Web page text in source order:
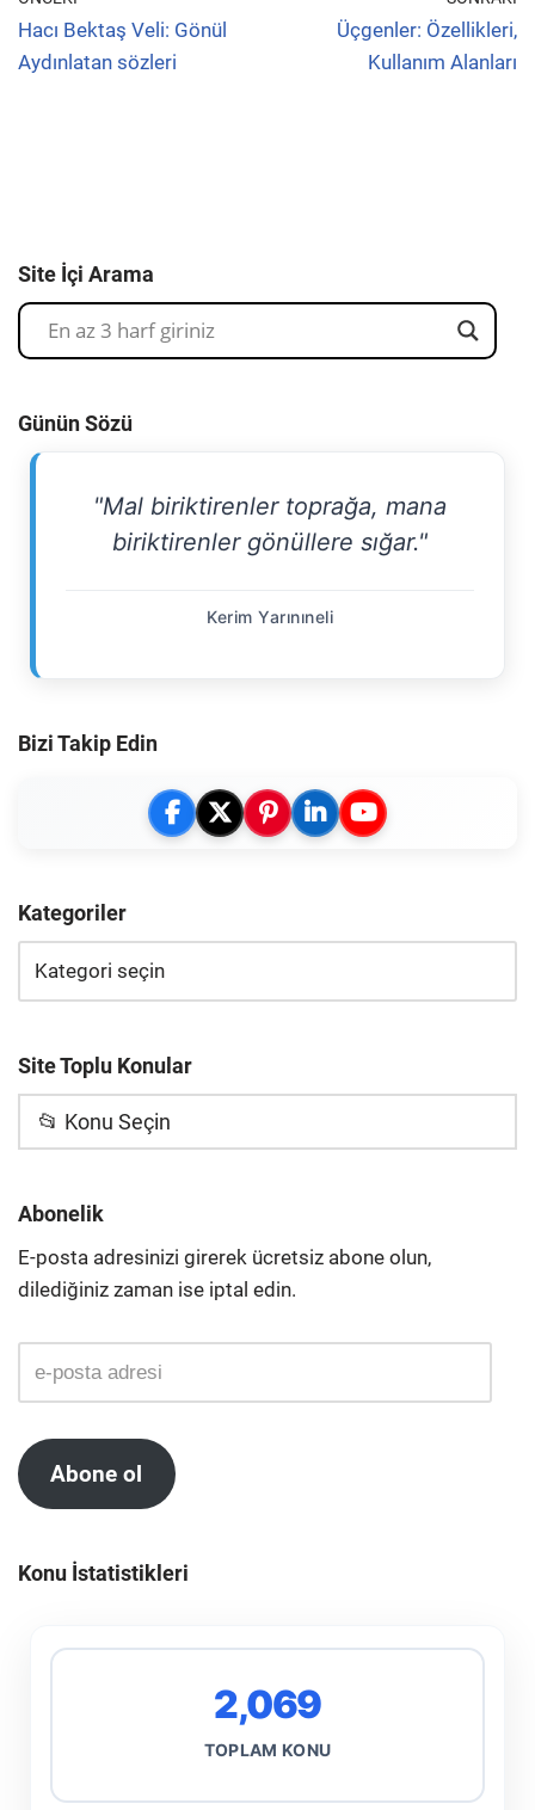
Hacı Bektaş Veli: Gönül
Aydınlatan sözleri
Üçgenler: Özellikleri,
Kullanım Alanları
Site İçi Arama
Günün Sözü
"Mal biriktirenler toprağa, mana
biriktirenler gönüllere sığar."
Kerim Yarınıneli
Bizi Takip Edin
Kategoriler
Site Toplu Konular
📂 Konu Seçin
Abonelik
E-posta adresinizi girerek ücretsiz abone olun,
dilediğiniz zaman ise iptal edin.
Abone ol
Konu İstatistikleri
2,069
TOPLAM KONU